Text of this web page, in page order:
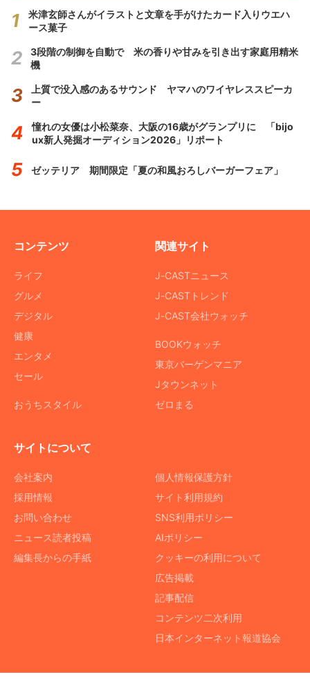
米津玄師さんがイラストと文章を手がけたカード入りウエハ
ース菓子
3段階の制御を自動で 米の香りや甘みを引き出す家庭用精米
機
上質で没入感のあるサウンド ヤマハのワイヤレススピーカ
ー
憧れの女優は小松菜奈、大阪の16歳がグランプリに 「bijo
ux新人発掘オーディション2026」リポート
ゼッテリア 期間限定「夏の和風おろしバーガーフェア」
コンテンツ
ライフ
グルメ
デジタル
健康
エンタメ
セール
おうちスタイル
関連サイト
J-CASTニュース
J-CASTトレンド
J-CAST会社ウォッチ
BOOKウォッチ
東京バーゲンマニア
Jタウンネット
ゼロまる
サイトについて
会社案内
採用情報
お問い合わせ
ニュース読者投稿
編集長からの手紙
個人情報保護方針
サイト利用規約
SNS利用ポリシー
AIポリシー
クッキーの利用について
広告掲載
記事配信
コンテンツ二次利用
日本インターネット報道協会